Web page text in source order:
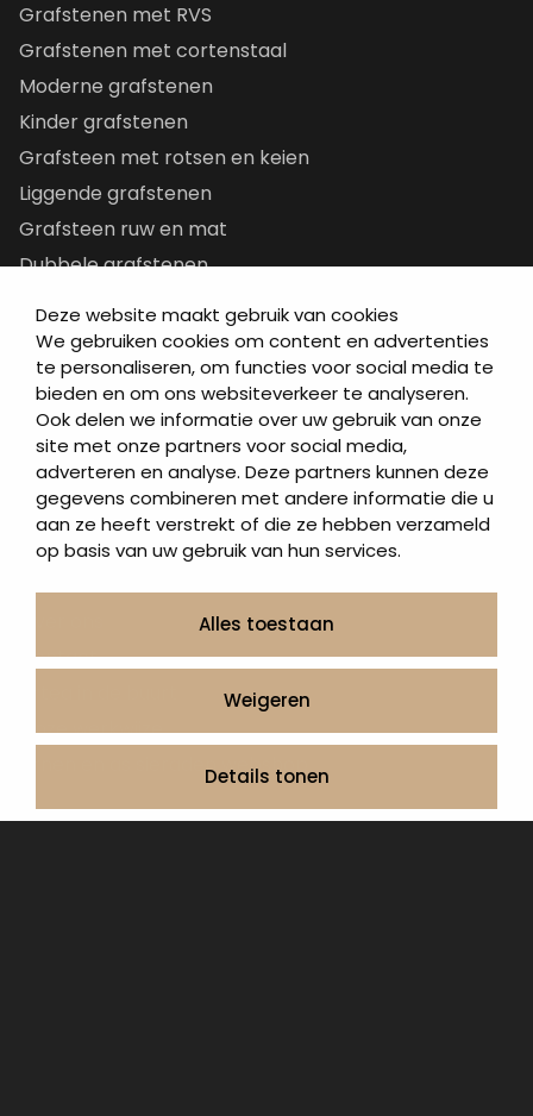
Deze website maakt gebruik van cookies
We gebruiken cookies om content en advertenties
te personaliseren, om functies voor social media te
bieden en om ons websiteverkeer te analyseren.
Ook delen we informatie over uw gebruik van onze
site met onze partners voor social media,
adverteren en analyse. Deze partners kunnen deze
gegevens combineren met andere informatie die u
aan ze heeft verstrekt of die ze hebben verzameld
op basis van uw gebruik van hun services.
Alles toestaan
Weigeren
Details tonen
Grafstenen met RVS
Grafstenen met cortenstaal
Moderne grafstenen
Kinder grafstenen
Grafsteen met rotsen en keien
Liggende grafstenen
Grafsteen ruw en mat
Dubbele grafstenen
Letterplaten
Grafzerken kopen
Direct naar
Grafstenen
As artikelen
Urngrafmonumenten
Informatie
Contact
Onze werkwijze
Urnen en as sieraden webshop
Volg ons op: